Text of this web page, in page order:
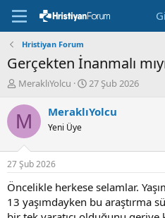
Hristiyan Forum
Gerçekten İnanmalı
K
n
u
u
b
a
ş
l
a
MeraklıYolcu
B
ş
ı
ç
t
a
27 Şub 2026
M MeraklıYolcu
Yeni Üye
27 Şub 2026
Öncelikle herkese selamlar.
13 yaşımdayken bu araştırma